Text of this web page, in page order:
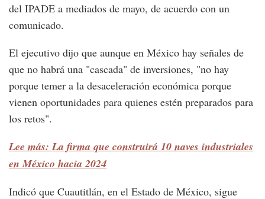
del IPADE a mediados de mayo, de acuerdo con un
comunicado.
El ejecutivo dijo que aunque en México hay señales de
que no habrá una "cascada" de inversiones, "no hay
porque temer a la desaceleración económica porque
vienen oportunidades para quienes estén preparados para
los retos".
Lee más: La firma que construirá 10 naves industriales
en México hacia 2024
Indicó que Cuautitlán, en el Estado de México, sigue